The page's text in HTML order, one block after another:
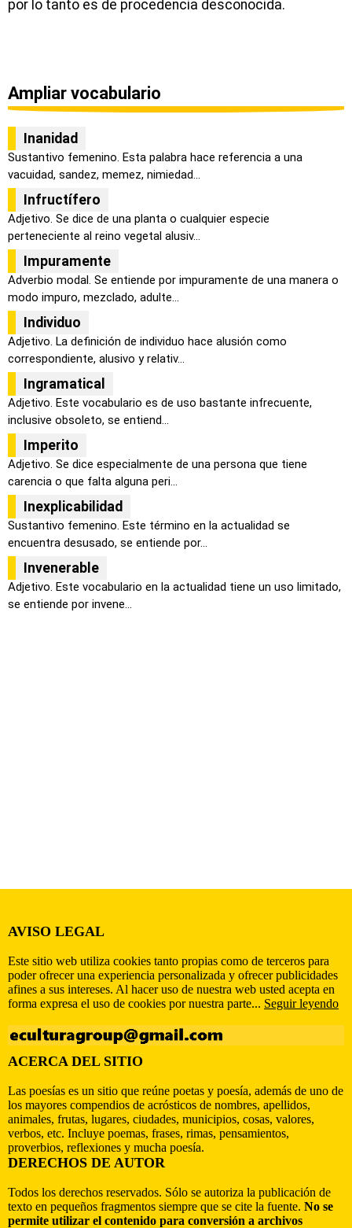
por lo tanto es de procedencia desconocida.
Ampliar vocabulario
Inanidad
Sustantivo femenino. Esta palabra hace referencia a una
vacuidad, sandez, memez, nimiedad...
Infructífero
Adjetivo. Se dice de una planta o cualquier especie
perteneciente al reino vegetal alusiv...
Impuramente
Adverbio modal. Se entiende por impuramente de una manera o
modo impuro, mezclado, adulte...
Individuo
Adjetivo. La definición de individuo hace alusión como
correspondiente, alusivo y relativ...
Ingramatical
Adjetivo. Este vocabulario es de uso bastante infrecuente,
inclusive obsoleto, se entiend...
Imperito
Adjetivo. Se dice especialmente de una persona que tiene
carencia o que falta alguna peri...
Inexplicabilidad
Sustantivo femenino. Este término en la actualidad se
encuentra desusado, se entiende por...
Invenerable
Adjetivo. Este vocabulario en la actualidad tiene un uso limitado,
se entiende por invene...
AVISO LEGAL
Este sitio web utiliza cookies tanto propias como de terceros para
poder ofrecer una experiencia personalizada y ofrecer publicidades
afines a sus intereses. Al hacer uso de nuestra web usted acepta en
forma expresa el uso de cookies por nuestra parte... Seguir leyendo
ACERCA DEL SITIO
Las poesías es un sitio que reúne poetas y poesía, además de uno de
los mayores compendios de acrósticos de nombres, apellidos,
animales, frutas, lugares, ciudades, municipios, cosas, valores,
verbos, etc. Incluye poemas, frases, rimas, pensamientos,
proverbios, reflexiones y mucha poesía.
DERECHOS DE AUTOR
Todos los derechos reservados. Sólo se autoriza la publicación de
texto en pequeños fragmentos siempre que se cite la fuente. No se
permite utilizar el contenido para conversión a archivos